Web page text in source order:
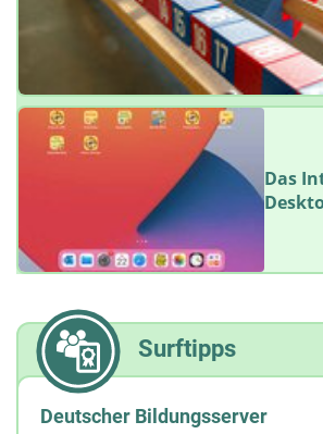
Das
Surftipps
Deutscher Bildungsserver